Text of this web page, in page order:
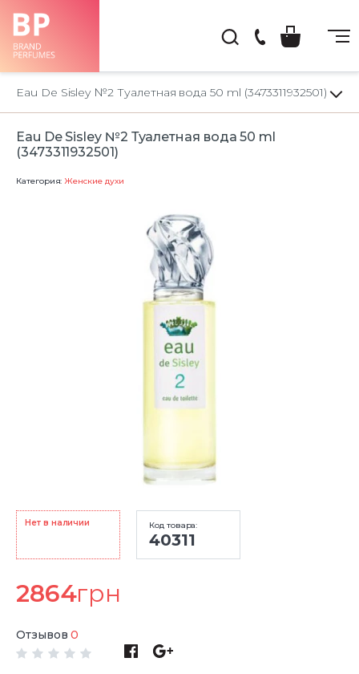
66-
Eau De Sisley №2 Туалетная вода 50 ml (3473311932501)
Eau De Sisley №2 Туалетная вода 50 ml
(3473311932501)
Категория: Женские духи
Нет в наличии Код товара:
40311
2864грн
Отзывов 0